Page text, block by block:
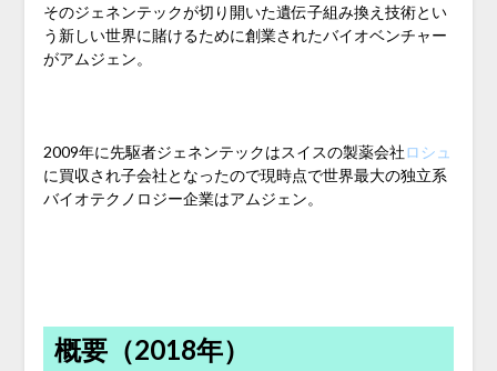
そのジェネンテックが切り開いた遺伝子組み換え技術とい
う新しい世界に賭けるために創業されたバイオベンチャー
がアムジェン。
2009年に先駆者ジェネンテックはスイスの製薬会社ロシュ
に買収され子会社となったので現時点で世界最大の独立系
バイオテクノロジー企業はアムジェン。
概要（2018年）